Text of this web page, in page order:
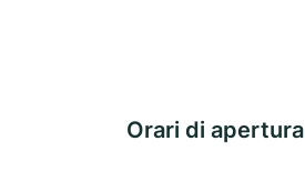
Orari di apertura